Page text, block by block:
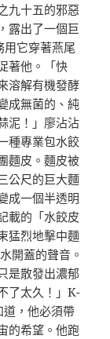
九十五的邪惡
露出了一個巨
用它穿著燕尾
著他。「快
溶解有機發酵
成無菌的、純
泥！」廖沾沾
種專業包水餃
麵皮。麵皮被
公尺的巨大麵
成一個半透明
載的「水餃皮
猛烈地擊中麵
開蓋的聲音。
是散發出濃郁
了太久！」K-
道，他必須帶
的希望。他跑